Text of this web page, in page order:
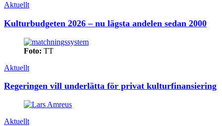
Aktuellt
Kulturbudgeten 2026 – nu lägsta andelen sedan 2000
Foto: TT
Aktuellt
Regeringen vill underlätta för privat kulturfinansiering
Aktuellt